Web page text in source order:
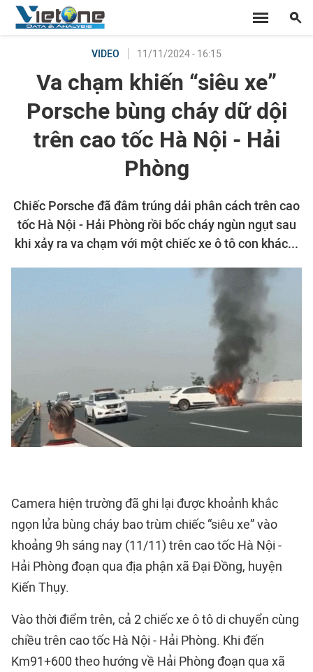
VIDEO 11/11/2024 - 16:15
Va chạm khiến “siêu xe”
Porsche bùng cháy dữ dội
trên cao tốc Hà Nội - Hải
Phòng
Chiếc Porsche đã đâm trúng dải phân cách trên cao
tốc Hà Nội - Hải Phòng rồi bốc cháy ngùn ngụt sau
khi xảy ra va chạm với một chiếc xe ô tô con khác...
Camera hiện trường đã ghi lại được khoảnh khắc
ngọn lửa bùng cháy bao trùm chiếc “siêu xe” vào
khoảng 9h sáng nay (11/11) trên cao tốc Hà Nội -
Hải Phòng đoạn qua địa phận xã Đại Đồng, huyện
Kiến Thụy.
Vào thời điểm trên, cả 2 chiếc xe ô tô di chuyển cùng
chiều trên cao tốc Hà Nội - Hải Phòng. Khi đến
Km91+600 theo hướng về Hải Phòng đoạn qua xã